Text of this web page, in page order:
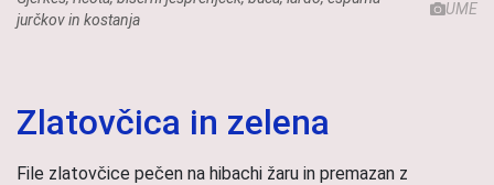
jurčkov in kostanja
UME
Zlatovčica in zelena
File zlatovčice pečen na hibachi žaru in premazan z